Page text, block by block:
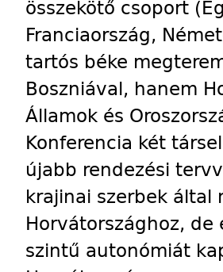
összekötő csoport
Franciaország,
tartós béke
Boszniával, hanem
Államok és
Konferencia két
újabb rendezési
krajinai szerbek által
Horvátországhoz,
szintű autonómiát